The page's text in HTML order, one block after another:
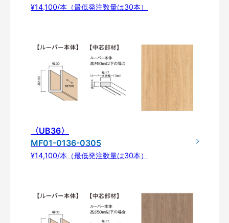
¥14,100/本（最低発注数量は30本）
〈UB36〉
MF01-0136-0305
¥14,100/本（最低発注数量は30本）